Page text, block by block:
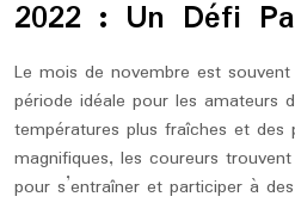
2022 : Un Défi
Le mois de novembre est
période idéale pour les amateurs
températures plus fraîches et des
magnifiques, les coureurs
pour s’entraîner et participer à